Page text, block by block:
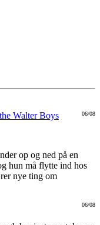
06/08
Walter Boys
op og ned på en
hun må flytte ind hos
nye ting om
06/08